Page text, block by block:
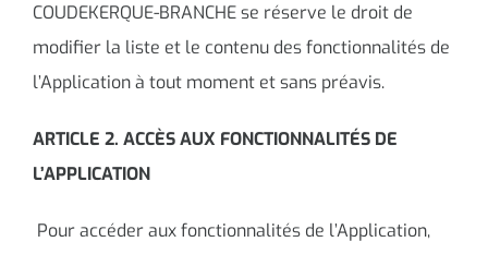
COUDEKERQUE-BRANCHE se réserve le droit de
modifier la liste et le contenu des fonctionnalités de
l’Application à tout moment et sans préavis.
ARTICLE 2. ACCÈS AUX FONCTIONNALITÉS DE
L’APPLICATION
Pour accéder aux fonctionnalités de l’Application,